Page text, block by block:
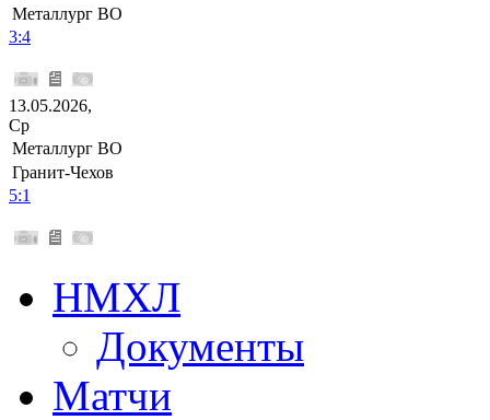
Металлург ВО
3:4
13.05.2026,
Ср
Металлург ВО
Гранит-Чехов
5:1
НМХЛ
Документы
Матчи